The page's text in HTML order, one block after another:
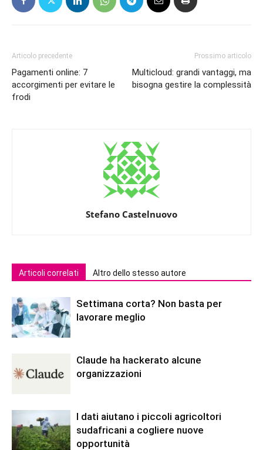
Articolo precedente
Pagamenti online: 7
accorgimenti per evitare le
frodi
Prossimo articolo
Multicloud: grandi vantaggi, ma
bisogna gestire la complessità
Stefano Castelnuovo
Articoli correlati Altro dello stesso autore
Settimana corta? Non basta per
lavorare meglio
Claude ha hackerato alcune
organizzazioni
I dati aiutano i piccoli agricoltori
sudafricani a cogliere nuove
opportunità